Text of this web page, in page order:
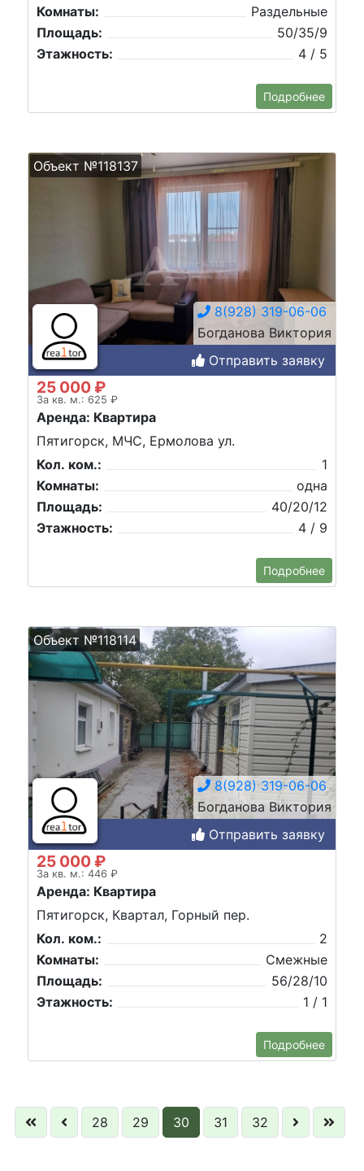
Комнаты:
Раздельные
Площадь:
50/35/9
Этажность:
4 / 5
Подробнее
Объект №118137
8(928) 319-06-06
Богданова Виктория
Отправить заявку
25 000 ₽
За кв. м.: 625 ₽
Аренда: Квартира
Пятигорск, МЧС, Ермолова ул.
Кол. ком.:
1
Комнаты:
одна
Площадь:
40/20/12
Этажность:
4 / 9
Подробнее
Объект №118114
8(928) 319-06-06
Богданова Виктория
Отправить заявку
25 000 ₽
За кв. м.: 446 ₽
Аренда: Квартира
Пятигорск, Квартал, Горный пер.
Кол. ком.:
2
Комнаты:
Смежные
Площадь:
56/28/10
Этажность:
1 / 1
Подробнее
28 29 30 31 32